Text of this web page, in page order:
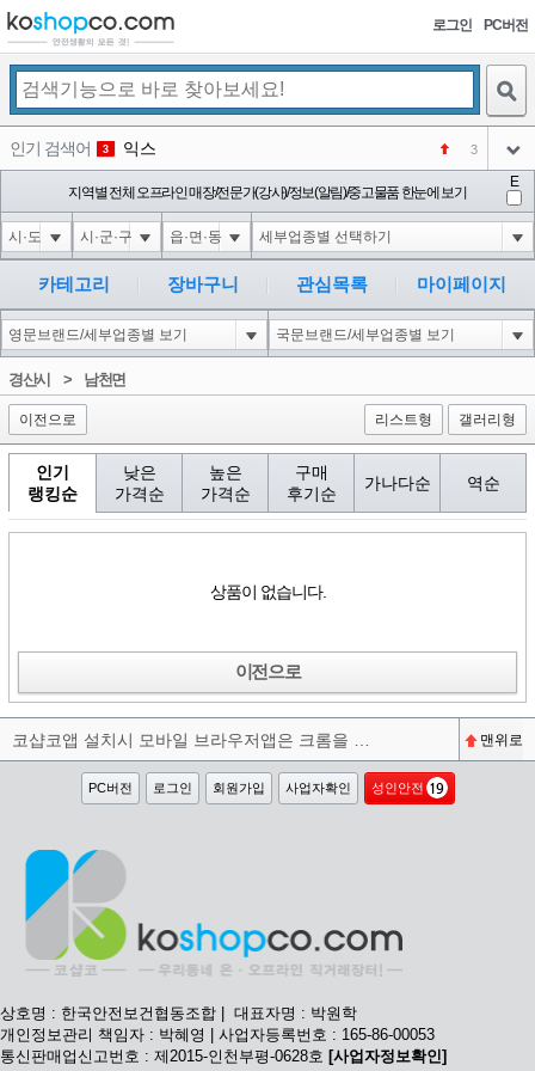
로그인 PC버전
인기 검색어 3 익스 3
4 미끄럼방지
아이콘
NEW
5 대성설렁탕
아이콘
6 1'||DBMS_PIPE.RECEIVE_MESSAGE(CHR(98)||CHR(98)||CHR(98),15)||'
아이콘
0
1 1
아이콘
-6
코샵
지역별 전체 오프라인 매장/전문가(강사)/정보(알림)/중고물품 한눈에 보기
E
카테고리 장바구니 관심목록 마이페이지
경산시 > 남천면
이전으로 리스트형 갤러리형
인기
랭킹순
낮은
가격순
높은
가격순
구매
후기순
가나다순 역순
상품이 없습니다.
이전으로
맨위로
PC버전 로그인 회원가입 사업자확인 성인안전
상호명 : 한국안전보건협동조합 | 대표자명 : 박원학
개인정보관리 책임자 : 박혜영 | 사업자등록번호 : 165-86-00053
통신판매업신고번호 : 제2015-인천부평-0628호 [사업자정보확인]